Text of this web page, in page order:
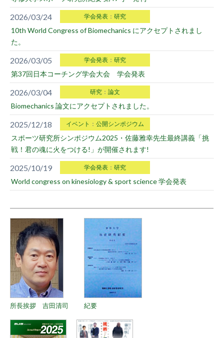
2026/03/24 学会発表 ： 研究
10th World Congress of Biomechanics にアクセプトされまし
た。
2026/03/05 学会発表 ： 研究
第37回日本コーチング学会大会 学会発表
2026/03/04 研究 ： 論文
Biomechanics 論文にアクセプトされました。
2025/12/18 イベント ： 公開シンポジウム
スポーツ研究所シンポジウム2025・佐藤雅幸先生最終講義「挑
戦！君の魂に火をつける!」が開催されます!
2025/10/19 学会発表 ： 研究
World congress on kinesiology & sport science 学会発表
所長挨拶 吉田清司 紀要